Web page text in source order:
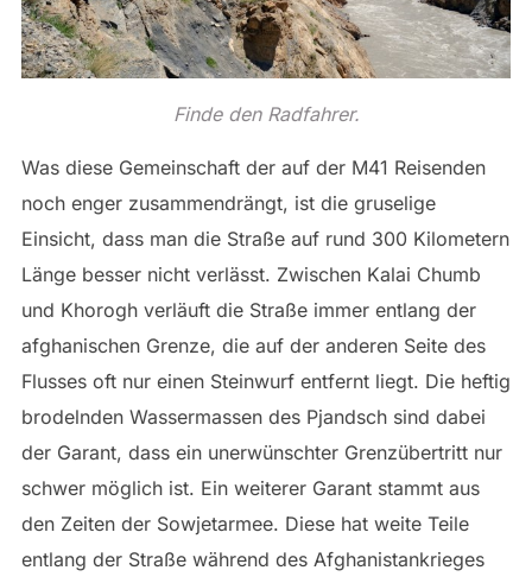
Finde den Radfahrer.
Was diese Gemeinschaft der auf der M41 Reisenden
noch enger zusammendrängt, ist die gruselige
Einsicht, dass man die Straße auf rund 300 Kilometern
Länge besser nicht verlässt. Zwischen Kalai Chumb
und Khorogh verläuft die Straße immer entlang der
afghanischen Grenze, die auf der anderen Seite des
Flusses oft nur einen Steinwurf entfernt liegt. Die heftig
brodelnden Wassermassen des Pjandsch sind dabei
der Garant, dass ein unerwünschter Grenzübertritt nur
schwer möglich ist. Ein weiterer Garant stammt aus
den Zeiten der Sowjetarmee. Diese hat weite Teile
entlang der Straße während des Afghanistankrieges